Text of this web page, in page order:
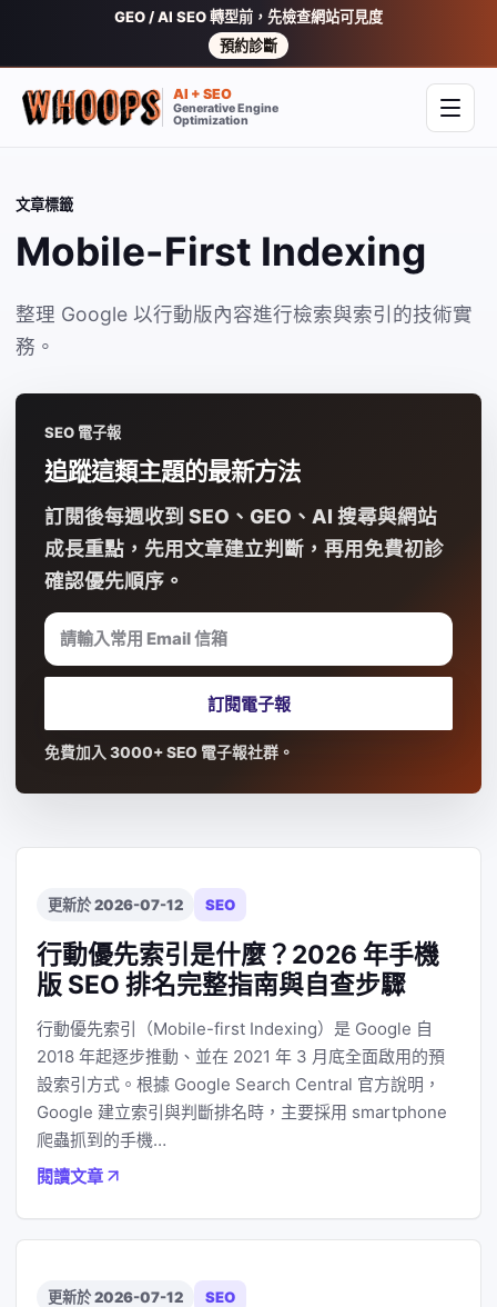
GEO / AI SEO 轉型前，先檢查網站可見度
預約診斷
AI + SEO
Generative Engine
Optimization
開啟
文章標籤
Mobile-First Indexing
整理 Google 以行動版內容進行檢索與索引的技術實
務。
SEO 電子報
追蹤這類主題的最新方法
訂閱後每週收到 SEO、GEO、AI 搜尋與網站
成長重點，先用文章建立判斷，再用免費初診
確認優先順序。
請輸入常用 Email 信箱
訂閱電子報
免費加入 3000+ SEO 電子報社群。
更新於 2026-07-12 SEO
行動優先索引是什麼？2026 年手機
版 SEO 排名完整指南與自查步驟
行動優先索引（Mobile-first Indexing）是 Google 自
2018 年起逐步推動、並在 2021 年 3 月底全面啟用的預
設索引方式。根據 Google Search Central 官方說明，
Google 建立索引與判斷排名時，主要採用 smartphone
爬蟲抓到的手機…
閱讀文章
更新於 2026-07-12 SEO